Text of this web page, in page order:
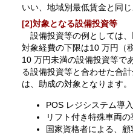
いい、地域別最低賃金と同じ
[2]対象となる設備投資等
設備投資等の例としては
対象経費の下限は10 万円（
10 万円未満の設備投資等で
る設備投資等と合わせた合
は、助成の対象となります。
POS レジシステム導
リフト付き特殊車両
国家資格者による、